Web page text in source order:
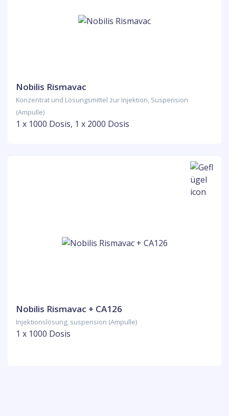
Nobilis Rismavac
Konzentrat und Lösungsmittel zur Injektion, Suspension
(Ampulle)
1 x 1000 Dosis, 1 x 2000 Dosis
Nobilis Rismavac + CA126
Injektionslösung, suspension (Ampulle)
1 x 1000 Dosis